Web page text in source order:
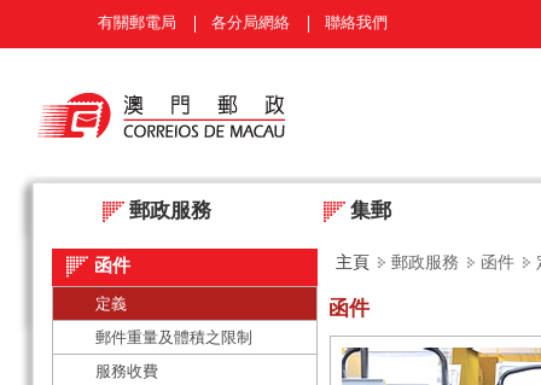
有關郵電局 各分局網絡 聯絡我們
郵政服務 集郵
函件
定義
郵件重量及體積之限制
服務收費
主頁 郵政服務 函件
函件